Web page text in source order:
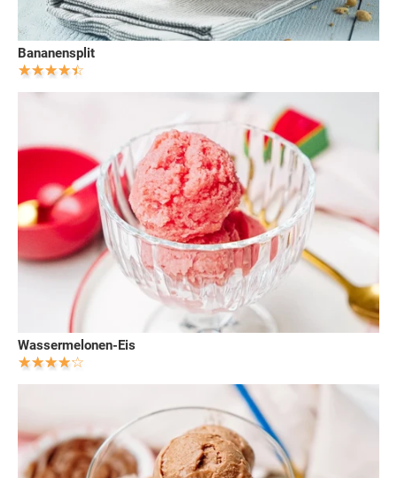
Bananensplit
Wassermelonen-Eis